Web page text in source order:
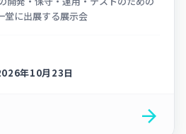
に出展する展示会
年10月23日
arrow_forward